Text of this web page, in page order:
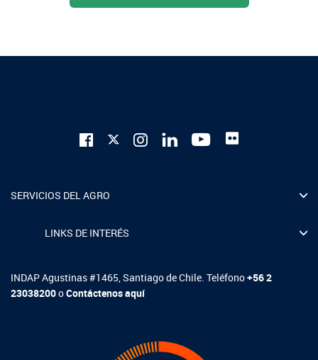
SERVICIOS DEL AGRO
LINKS DE INTERÉS
INDAP Agustinas #1465, Santiago de Chile. Teléfono+56 2
23038200oContáctenos aquí